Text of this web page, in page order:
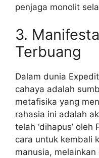
penjaga monolit
3.
Terbuang
Dalam dunia
cahaya adalah
metafisika yang
rahasia ini adalah
telah ‘dihapus’
cara untuk kembali
manusia,